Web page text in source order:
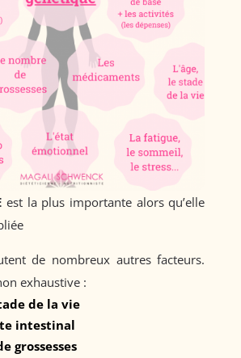
est la plus importante alors qu’elle
de nombreux autres facteurs.
exhaustive :
de la vie
intestinal
grossesses